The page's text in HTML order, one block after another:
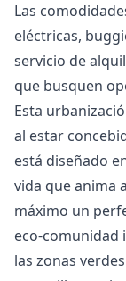
Las
eléctricas,
‌servicio de
‌que ‌busquen
Esta
al estar
está diseñado
vida que anima
máximo un
eco-comunidad
las zonas